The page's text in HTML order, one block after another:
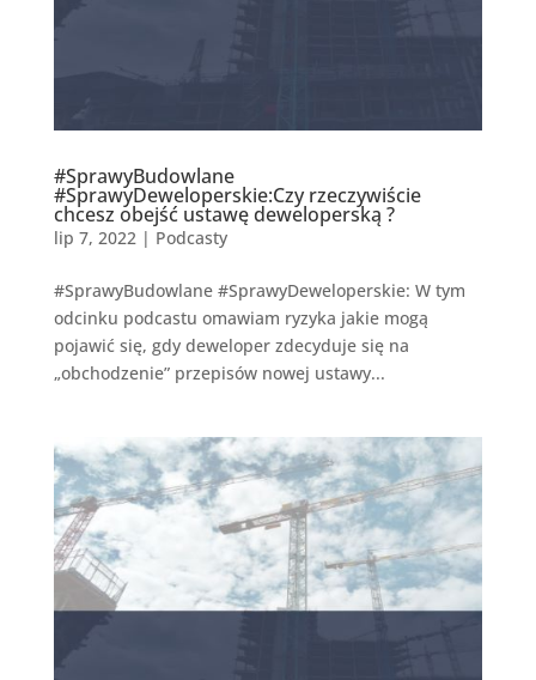
#SprawyBudowlane
#SprawyDeweloperskie:Czy rzeczywiście
chcesz obejść ustawę deweloperską ?
lip 7, 2022| Podcasty
#SprawyBudowlane #SprawyDeweloperskie: W tym
odcinku podcastu omawiam ryzyka jakie mogą
pojawić się, gdy deweloper zdecyduje się na
„obchodzenie” przepisów nowej ustawy...